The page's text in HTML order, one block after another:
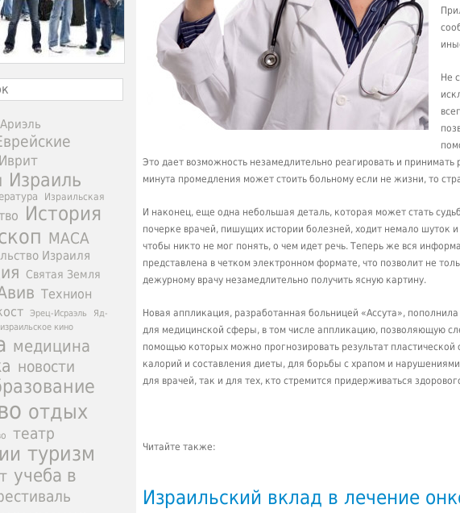
Не
Это дает возможность незамедлительно реагировать и
минута промедления может стоить больному если не жизни, то
И наконец, еще одна небольшая деталь, которая может стать
почерке врачей, пишущих истории болезней, ходит немало шуток
чтобы никто не мог понять, о чем идет речь. Теперь же вся
представлена в четком электронном формате, что позволит не
дежурному врачу незамедлительно получить ясную картину.
Новая аппликация, разработанная больницей «Ассута»,
для медицинской сферы, в том числе аппликацию, позволяющую
помощью которых можно прогнозировать результат
калорий и составления диеты, для борьбы с храпом и
для врачей, так и для тех, кто стремится придерживаться
Читайте также:
Израильский вклад в лечение
Ариэль
Иврит
Израиль
Израильская
История
МАСА
Израиля
Святая Земля
Технион
Эрец-Исраэль
Яд-
израильское кино
медицина
новости
отдых
театр
туризм
учеба в